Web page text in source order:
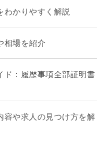
わかりやすく解説
相場を紹介
ド：履歴事項全部証明書
容や求人の見つけ方を解